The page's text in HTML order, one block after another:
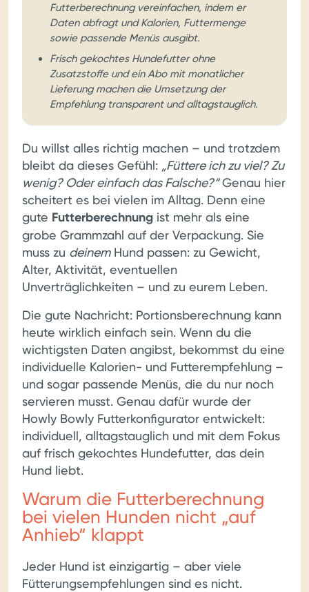
Futterberechnung vereinfachen, indem er
Daten abfragt und Kalorien, Futtermenge
sowie passende Menüs ausgibt.
Frisch gekochtes Hundefutter ohne
Zusatzstoffe und ein Abo mit monatlicher
Lieferung machen die Umsetzung der
Empfehlung transparent und alltagstauglich.
Du willst alles richtig machen – und trotzdem
bleibt da dieses Gefühl: „Füttere ich zu viel? Zu
wenig? Oder einfach das Falsche?“Genau hier
scheitert es bei vielen im Alltag. Denn eine
gute Futterberechnung ist mehr als eine
grobe Grammzahl auf der Verpackung. Sie
muss zu deinemHund passen: zu Gewicht,
Alter, Aktivität, eventuellen
Unverträglichkeiten – und zu eurem Leben.
Die gute Nachricht: Portionsberechnung kann
heute wirklich einfach sein. Wenn du die
wichtigsten Daten angibst, bekommst du eine
individuelle Kalorien- und Futterempfehlung –
und sogar passende Menüs, die du nur noch
servieren musst. Genau dafür wurde der
Howly Bowly Futterkonfigurator entwickelt:
individuell, alltagstauglich und mit dem Fokus
auf frisch gekochtes Hundefutter, das dein
Hund liebt.
Warum die Futterberechnung
bei vielen Hunden nicht „auf
Anhieb“ klappt
Jeder Hund ist einzigartig – aber viele
Fütterungsempfehlungen sind es nicht.